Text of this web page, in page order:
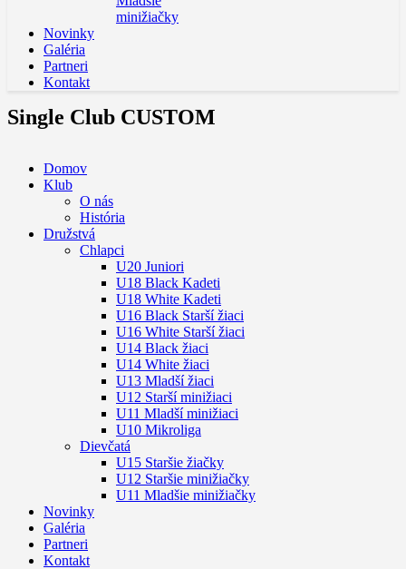
minižiačky
Novinky
Galéria
Partneri
Kontakt
Single Club CUSTOM
Domov
Klub
O nás
História
Družstvá
Chlapci
U20 Juniori
U18 Black Kadeti
U18 White Kadeti
U16 Black Starší žiaci
U16 White Starší žiaci
U14 Black žiaci
U14 White žiaci
U13 Mladší žiaci
U12 Starší minižiaci
U11 Mladší minižiaci
U10 Mikroliga
Dievčatá
U15 Staršie žiačky
U12 Staršie minižiačky
U11 Mladšie minižiačky
Novinky
Galéria
Partneri
Kontakt